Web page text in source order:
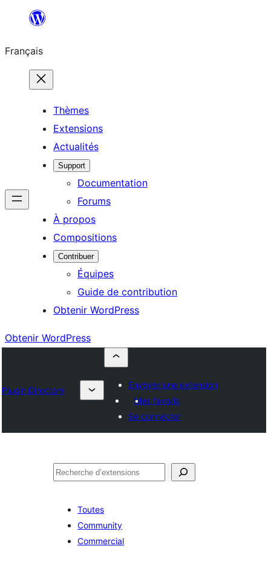
contenu
Français
Thèmes
Extensions
Actualités
Support
Documentation
Forums
À propos
Compositions
Contribuer
Équipes
Guide de contribution
Obtenir WordPress
Obtenir WordPress
Plugin Directory
Envoyer une extension
Mes favoris
Se connecter
Rechercher
Toutes
Community
Commercial